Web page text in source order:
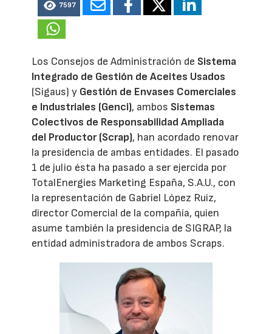
7597
Los Consejos de Administración de Sistema
Integrado de Gestión de Aceites Usados
(Sigaus) y Gestión de Envases Comerciales
e Industriales (Genci), ambos Sistemas
Colectivos de Responsabilidad Ampliada
del Productor (Scrap), han acordado renovar
la presidencia de ambas entidades. El pasado
1 de julio ésta ha pasado a ser ejercida por
TotalEnergies Marketing España, S.A.U., con
la representación de Gabriel López Ruiz,
director Comercial de la compañía, quien
asume también la presidencia de SIGRAP, la
entidad administradora de ambos Scraps.